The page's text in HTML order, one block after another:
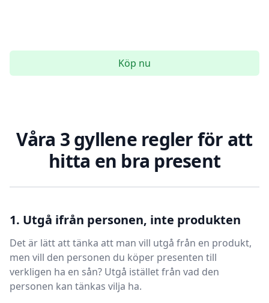
Köp nu
Våra 3 gyllene regler för att
hitta en bra present
1. Utgå ifrån personen, inte produkten
Det är lätt att tänka att man vill utgå från en produkt,
men vill den personen du köper presenten till
verkligen ha en sån? Utgå istället från vad den
personen kan tänkas vilja ha.